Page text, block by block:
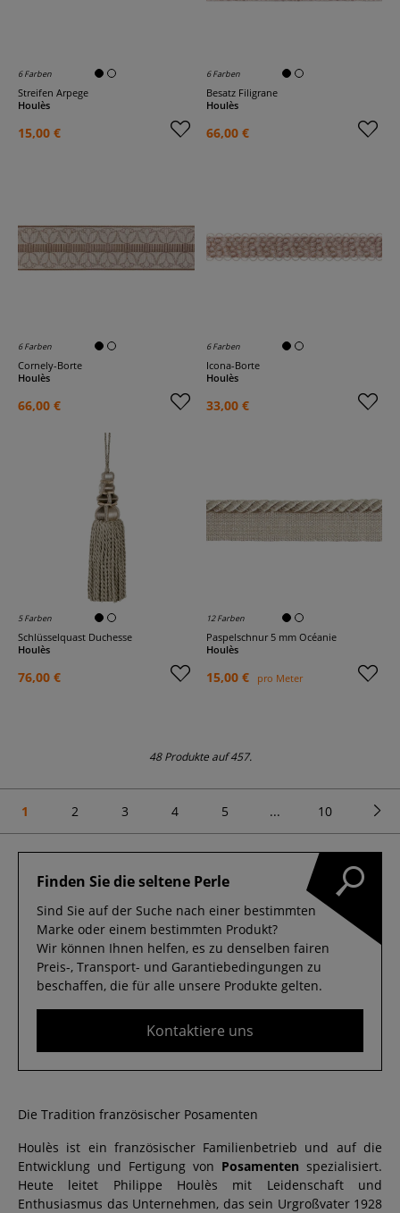
6 Farben
Streifen Arpege
Houlès
15,00 €
6 Farben
Besatz Filigrane
Houlès
66,00 €
6 Farben
Cornely-Borte
Houlès
66,00 €
6 Farben
Icona-Borte
Houlès
33,00 €
5 Farben
Schlüsselquast Duchesse
Houlès
76,00 €
12 Farben
Paspelschnur 5 mm Océanie
Houlès
15,00 € pro Meter
48 Produkte auf 457.
1 2 3 4 5 ... 10
Finden Sie die seltene Perle
Sind Sie auf der Suche nach einer bestimmten
Marke oder einem bestimmten Produkt?
Wir können Ihnen helfen, es zu denselben fairen
Preis-, Transport- und Garantiebedingungen zu
beschaffen, die für alle unsere Produkte gelten.
Kontaktiere uns
Die Tradition französischer Posamenten
Houlès ist ein französischer Familienbetrieb und auf die
Entwicklung und Fertigung von Posamenten spezialisiert.
Heute leitet Philippe Houlès mit Leidenschaft und
Enthusiasmus das Unternehmen, das sein Urgroßvater 1928